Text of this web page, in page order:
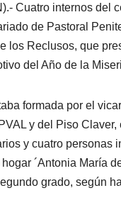
Cuatro internos del
de Pastoral
los Reclusos, que
del Año de la
formada por el
y del Piso
y cuatro personas
´Antonia María
grado, según